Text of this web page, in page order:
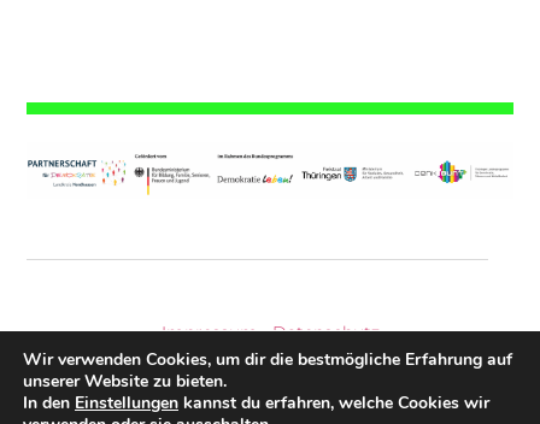
Impressum|Datenschutz
Wir verwenden Cookies, um dir die bestmögliche Erfahrung auf
unserer Website zu bieten.
In den Einstellungen kannst du erfahren, welche Cookies wir